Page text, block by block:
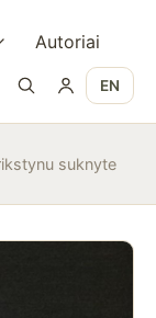
Autoriai
EN
suknyte